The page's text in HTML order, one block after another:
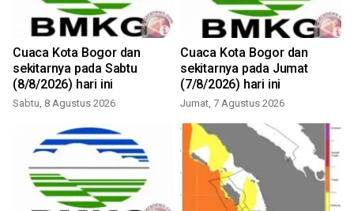
Cuaca Kota Bogor dan
sekitarnya pada Sabtu
(8/8/2026) hari ini
Sabtu, 8 Agustus 2026
Cuaca Kota Bogor dan
sekitarnya pada Jumat
(7/8/2026) hari ini
Jumat, 7 Agustus 2026